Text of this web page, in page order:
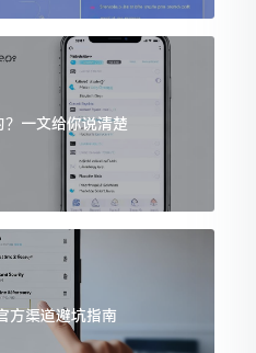
一文给你说清楚
方渠道避坑指南